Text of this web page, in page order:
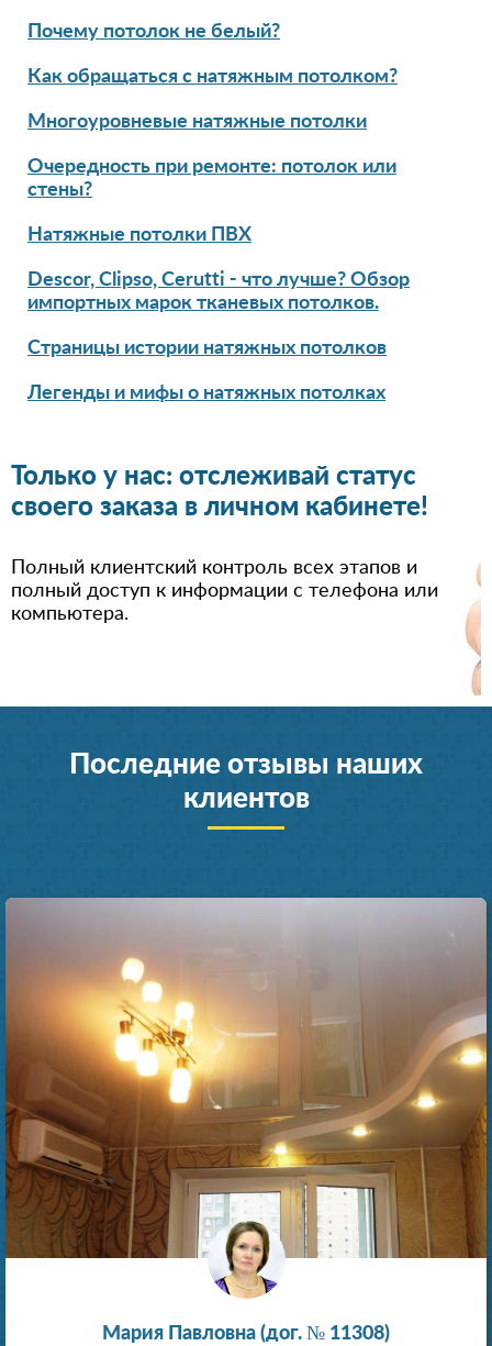
Почему потолок не белый?
Как обращаться с натяжным потолком?
Многоуровневые натяжные потолки
Очередность при ремонте: потолок или
стены?
Натяжные потолки ПВХ
Descor, Clipso, Cerutti - что лучше? Обзор
импортных марок тканевых потолков.
Страницы истории натяжных потолков
Легенды и мифы о натяжных потолках
Только у нас: отслеживай статус
своего заказа в личном кабинете!
Полный клиентский контроль всех этапов и
полный доступ к информации с телефона или
компьютера.
Последние отзывы наших
клиентов
Мария Павловна (дог. № 11308)